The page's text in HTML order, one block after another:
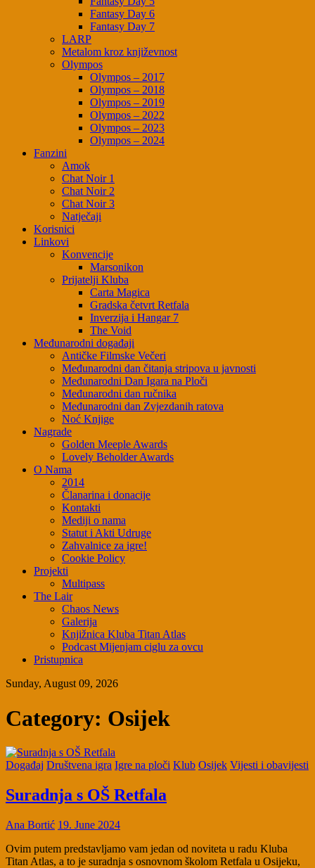
Fantasy Day 6
Fantasy Day 7
LARP
Metalom kroz književnost
Olympos
Olympos – 2017
Olympos – 2018
Olympos – 2019
Olympos – 2022
Olympos – 2023
Olympos – 2024
Fanzini
Amok
Chat Noir 1
Chat Noir 2
Chat Noir 3
Natječaji
Korisnici
Linkovi
Konvencije
Marsonikon
Prijatelji Kluba
Carta Magica
Gradska četvrt Retfala
Inverzija i Hangar 7
The Void
Međunarodni događaji
Antičke Filmske Večeri
Međunarodni dan čitanja stripova u javnosti
Međunarodni Dan Igara na Ploči
Međunarodni dan ručnika
Međunarodni dan Zvjezdanih ratova
Noć Knjige
Nagrade
Golden Meeple Awards
Lovely Beholder Awards
O Nama
2014
Članarina i donacije
Kontakti
Mediji o nama
Statut i Akti Udruge
Zahvalnice za igre!
Cookie Policy
Projekti
Multipass
The Lair
Chaos News
Galerija
Knjižnica Kluba Titan Atlas
Podcast Mijenjam ciglu za ovcu
Pristupnica
Sunday, August 09, 2026
Category: Osijek
Događaj Društvena igra Igre na ploči Klub Osijek Vijesti i obavijesti
Suradnja s OŠ Retfala
Ana Bortić 19. June 2024
Ovim putem predstavljamo vam jedan od noviteta u radu Kluba
Titan Atlas, a to je suradnja s osnovnom školom Retfala u Osijeku,